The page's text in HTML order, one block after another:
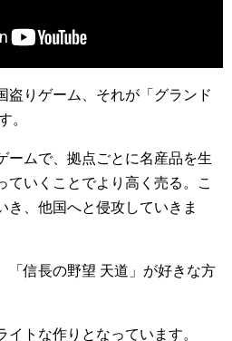
盗りゲーム、それが「グランド
。
ームで、拠点ごとに名産品を生
ていくことでより高く売る。こ
き、他国へと侵攻していきま
「信長の野望 天道」が好きな方
トな作りとなっています。